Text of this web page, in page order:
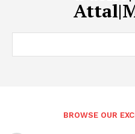
BROWSE OUR